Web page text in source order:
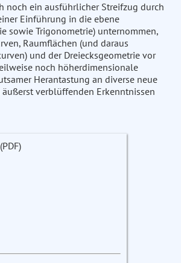
noch ein ausführlicher Streifzug durch
Einführung in die ebene
sowie Trigonometrie) unternommen,
Raumflächen (und daraus
und der Dreiecksgeometrie vor
noch höherdimensionale
Herantastung an diverse neue
verblüffenden Erkenntnissen
(PDF)